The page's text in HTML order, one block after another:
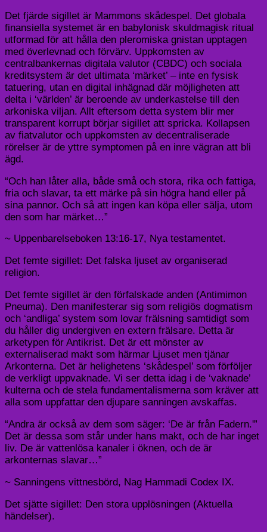
Det fjärde sigillet är Mammons skådespel. Det globala
finansiella systemet är en babylonisk skuldmagisk ritual
utformad för att hålla den pleromiska gnistan upptagen
med överlevnad och förvärv. Uppkomsten av
centralbankernas digitala valutor (CBDC) och sociala
kreditsystem är det ultimata ‘märket’ – inte en fysisk
tatuering, utan en digital inhägnad där möjligheten att
delta i ‘världen’ är beroende av underkastelse till den
arkoniska viljan. Allt eftersom detta system blir mer
transparent korrupt börjar sigillet att spricka. Kollapsen
av fiatvalutor och uppkomsten av decentraliserade
rörelser är de yttre symptomen på en inre vägran att bli
ägd.
“Och han låter alla, både små och stora, rika och fattiga,
fria och slavar, ta ett märke på sin högra hand eller på
sina pannor. Och så att ingen kan köpa eller sälja, utom
den som har märket…”
~ Uppenbarelseboken 13:16-17, Nya testamentet.
Det femte sigillet: Det falska ljuset av organiserad
religion.
Det femte sigillet är den förfalskade anden (Antimimon
Pneuma). Den manifesterar sig som religiös dogmatism
och ‘andliga’ system som lovar frälsning samtidigt som
du håller dig undergiven en extern frälsare. Detta är
arketypen för Antikrist. Det är ett mönster av
externaliserad makt som härmar Ljuset men tjänar
Arkonterna. Det är helighetens ‘skådespel’ som förföljer
de verkligt uppvaknade. Vi ser detta idag i de ‘vaknade’
kulterna och de stela fundamentalismerna som kräver att
alla som uppfattar den djupare sanningen avskaffas.
“Andra är också av dem som säger: ‘De är från Fadern.'”
Det är dessa som står under hans makt, och de har inget
liv. De är vattenlösa kanaler i öknen, och de är
arkonternas slavar…”
~ Sanningens vittnesbörd, Nag Hammadi Codex IX.
Det sjätte sigillet: Den stora upplösningen (Aktuella
händelser).